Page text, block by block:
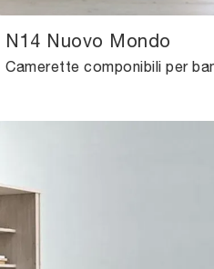
N14 Nuovo Mondo